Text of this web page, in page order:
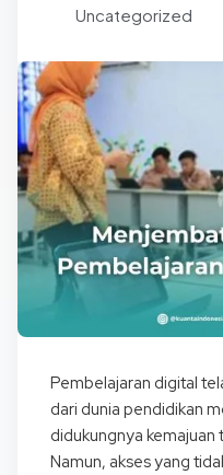
Uncategorized
Pembelajaran digital
dari dunia pendidikan
didukungnya
Namun, akses yang